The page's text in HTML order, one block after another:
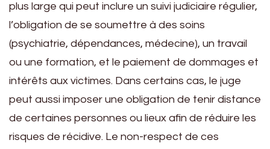
plus large qui peut inclure un suivi judiciaire régulier,
l’obligation de se soumettre à des soins
(psychiatrie, dépendances, médecine), un travail
ou une formation, et le paiement de dommages et
intérêts aux victimes. Dans certains cas, le juge
peut aussi imposer une obligation de tenir distance
de certaines personnes ou lieux afin de réduire les
risques de récidive. Le non-respect de ces